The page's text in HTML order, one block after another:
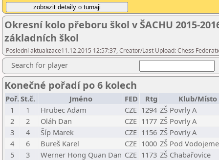
Okresní kolo přeboru škol v ŠACHU 2015-
základních škol
Poslední aktualizace11.12.2015 12:57:37, Creator/Last Upload: Chess
Search for player
Konečné pořadí po 6 kolech
Poř.St.č. Jméno FED Rtg
Klub/Místo
1
1 Hrubec Adam CZE 1294 ZŠ Povrly A
2
2 Oláh Dan CZE 1177 ZŠ Povrly A
3
4 Šíp Marek CZE 1156 ZŠ Povrly A
4
6 Bureš Karel CZE 1000 ZŠ Pod
5
3 Werner Hong Quan Dan CZE 1173 ZŠ Chabařovice